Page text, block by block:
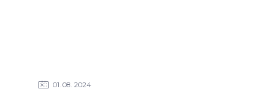
01 08 2024